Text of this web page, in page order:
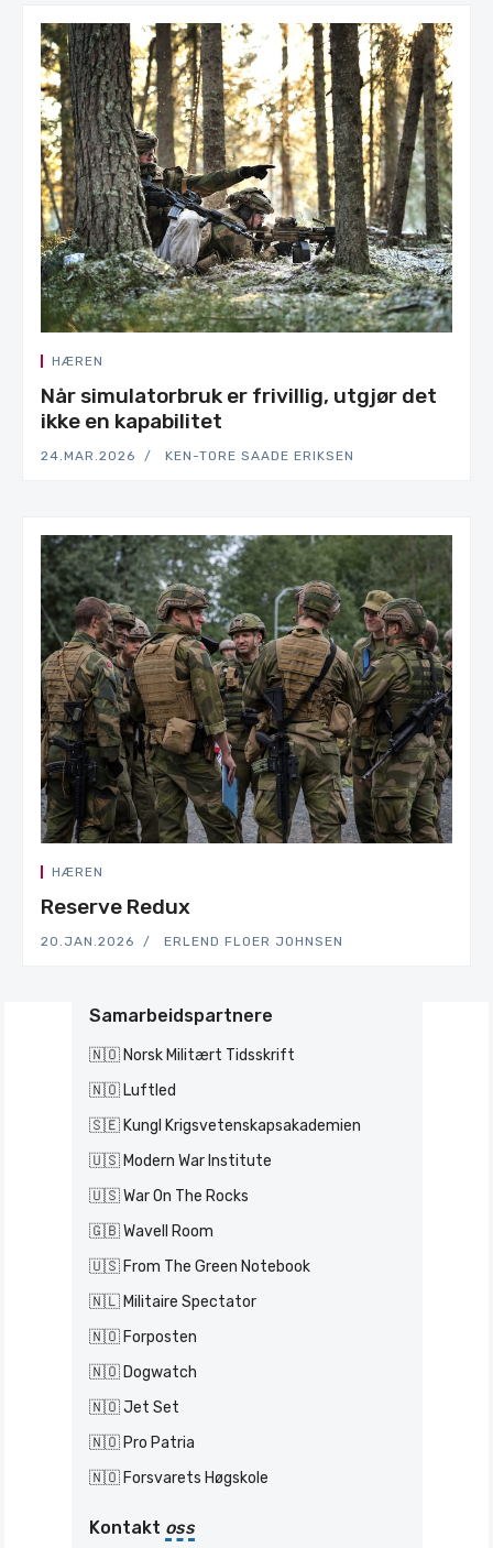
HÆREN
Når simulatorbruk er frivillig, utgjør det
ikke en kapabilitet
24.MAR.2026 KEN-TORE SAADE ERIKSEN
HÆREN
Reserve Redux
20.JAN.2026 ERLEND FLOER JOHNSEN
Samarbeidspartnere
🇳🇴 Norsk Militært Tidsskrift
🇳🇴 Luftled
🇸🇪 Kungl Krigsvetenskapsakademien
🇺🇸 Modern War Institute
🇺🇸 War On The Rocks
🇬🇧 Wavell Room
🇺🇸 From The Green Notebook
🇳🇱 Militaire Spectator
🇳🇴 Forposten
🇳🇴 Dogwatch
🇳🇴 Jet Set
🇳🇴 Pro Patria
🇳🇴 Forsvarets Høgskole
Kontakt oss